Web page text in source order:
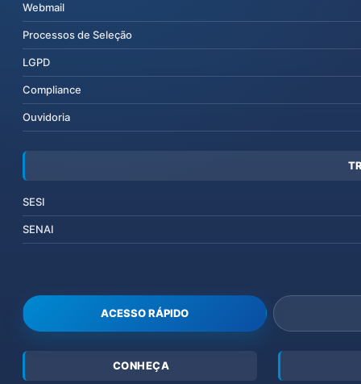
Webmail
Processos de Seleção
LGPD
Compliance
Ouvidoria
SESI
SENAI
ACESSO RÁPIDO
CONHEÇA